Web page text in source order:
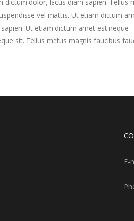
dolor, lacus diam sapien. Tellus
vel mattis. Ut etiam dictum
Ut etiam dictum amet est neque
sit. Tellus metus magnis faucibus
E-